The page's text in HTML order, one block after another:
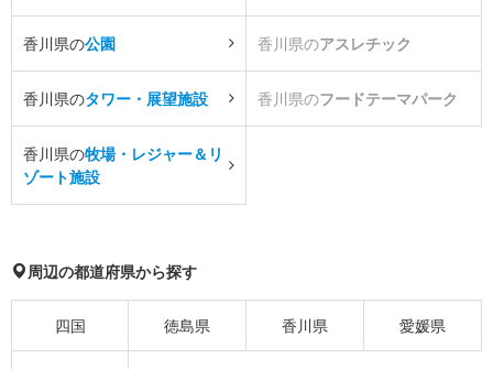
香川県の公園 香川県のアスレチック
香川県のタワー・展望施設 香川県のフードテーマパーク
香川県の牧場・レジャー＆リ
ゾート施設
周辺の都道府県から探す
四国 徳島県 香川県 愛媛県